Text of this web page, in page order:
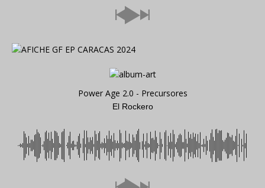
Power Age 2.0 - Precursores
El Rockero